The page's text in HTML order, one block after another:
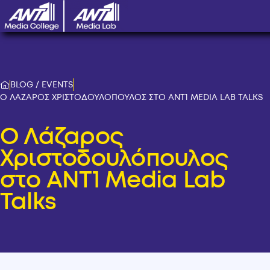
BLOG / EVENTS
Ο ΛΑΖΑΡΟΣ ΧΡΙΣΤΟΔΟΥΛΟΠΟΥΛΟΣ ΣΤΟ ANT1 MEDIA LAB TALKS
Ο Λάζαρος
Χριστοδουλόπουλος
στο ANT1 Media Lab
Talks